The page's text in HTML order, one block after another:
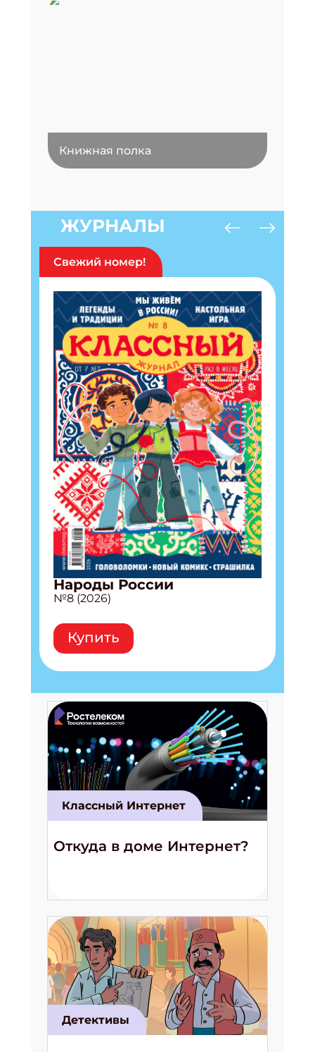
Книжная полка
ЖУРНАЛЫ
Свежий номер!
Народы России
№8 (2026)
Купить
Классный Интернет
Откуда в доме Интернет?
Детективы